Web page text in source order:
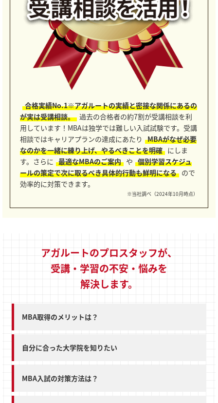
合格実績No.1※アガルートの実績と密接な関係にあるの
が実は受講相談。 過去の合格者の約7割が受講相談を利
用しています！MBAは独学では難しい入試試験です。受講
相談ではキャリアプランの達成にあたり
MBAがなぜ必要
なのかを一緒に練り上げ、やるべきことを明確 にしま
す。さらに 最適なMBAのご案内 や 個別学習スケジュ
ールの策定で次に取るべき具体的行動も鮮明になる ので
効率的に対策できます。
※当社調べ（2024年10月時点）
アガルートのプロスタッフが、
受講・学習の不安・悩みを
解決します。
MBA取得のメリットは？
自分に合った大学院を知りたい
MBA入試の対策方法は？